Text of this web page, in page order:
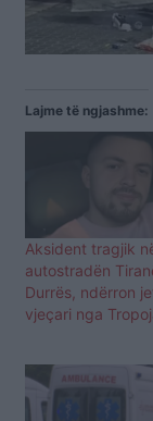
Lajme të ngjashme:
Aksident tragjik
autostradën
Durrës, ndërron
vjeçari nga